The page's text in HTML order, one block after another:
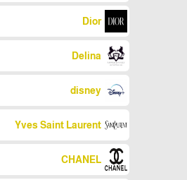
Dior
Delina
disney
Yves Saint Laurent
CHANEL